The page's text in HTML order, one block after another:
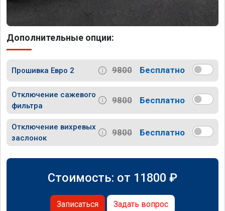
Дополнительные опции:
Прошивка Евро 2 9800 Бесплатно
Отключение сажевого
фильтра
9800 Бесплатно
Отключение вихревых
заслонок
9800 Бесплатно
Стоимость: от 11800 ₽
Записаться Задать вопрос